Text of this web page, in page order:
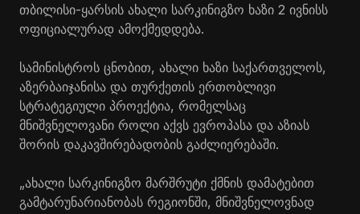
თბილისი-ყარსის ახალი სარკინიგზო ხაზი 2 ივნისს
ოფიციალურად ამოქმედდება.
სამინისტროს ცნობით, ახალი ხაზი საქართველოს,
აზერბაიჯანისა და თურქეთის ერთობლივი
სტრატეგიული პროექტია, რომელსაც
მნიშვნელოვანი როლი აქვს ევროპასა და აზიას
შორის დაკავშირებადობის გაძლიერებაში.
„ახალი სარკინიგზო მარშრუტი ქმნის დამატებით
გამტარუნარიანობას რეგიონში, მნიშვნელოვნად